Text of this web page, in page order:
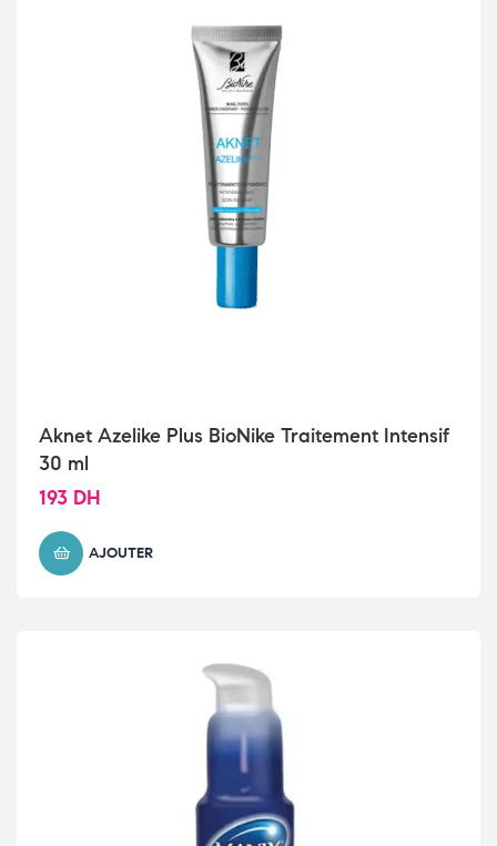
Aknet Azelike Plus BioNike Traitement Intensif
30 ml
193 DH
AJOUTER